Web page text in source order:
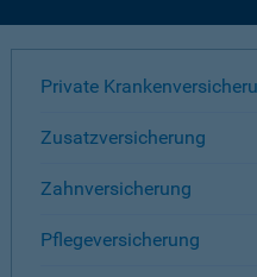
Private
Zusatzversicherung
Zahnversicherung
Pflegeversicherung